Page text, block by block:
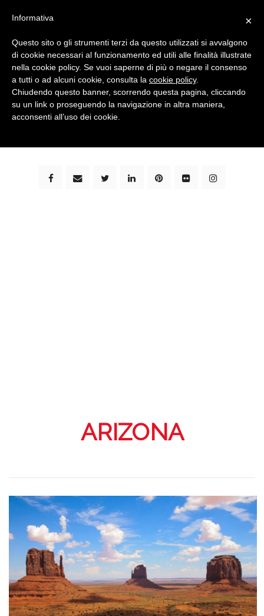
bimbi e viaggi - family travel blog: community #1 in
ARIZONA
×
Informativa
Questo sito o gli strumenti terzi da questo utilizzati si avvalgono
di cookie necessari al funzionamento ed utili alle finalità illustrate
nella cookie policy. Se vuoi saperne di più o negare il consenso
a tutti o ad alcuni cookie, consulta la cookie policy.
Chiudendo questo banner, scorrendo questa pagina, cliccando
su un link o proseguendo la navigazione in altra maniera,
acconsenti all’uso dei cookie.